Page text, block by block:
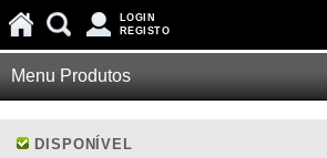
LOGIN
REGISTO
Menu Produtos
DISPONÍVEL